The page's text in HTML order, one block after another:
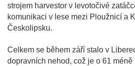
strojem harvestor v levotočivé
komunikaci v lese mezi Ploužnicí a
Českolipsku.
Celkem se během září stalo v
dopravních nehod, což je o 61 méně